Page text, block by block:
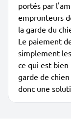
portés par
emprunteurs
la garde du
Le paiement
simplement
ce qui est
garde de
donc une